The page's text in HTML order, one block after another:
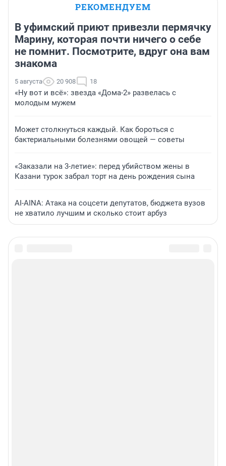
РЕКОМЕНДУЕМ
В уфимский приют привезли пермячку
Марину, которая почти ничего о себе
не помнит. Посмотрите, вдруг она вам
знакома
5 августа 20 908 18
«Ну вот и всё»: звезда «Дома-2» развелась с
молодым мужем
Может столкнуться каждый. Как бороться с
бактериальными болезнями овощей — советы
«Заказали на 3-летие»: перед убийством жены в
Казани турок забрал торт на день рождения сына
AI-AINA: Атака на соцсети депутатов, бюджета вузов
не хватило лучшим и сколько стоит арбуз